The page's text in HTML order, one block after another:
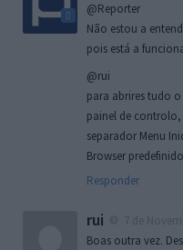
@Reporter
Não estou a
pois está a
@rui
para abrires tudo
painel de controlo,
separador Menu
Browser
Responder
rui
Boas outra vez.